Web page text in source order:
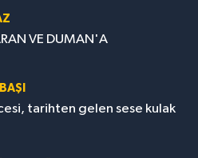
VE DUMAN'A
tarihten gelen sese kulak